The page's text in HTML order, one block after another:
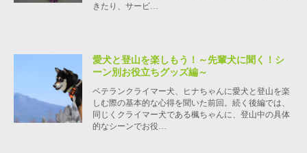
きたり、サービ…
愛犬と登山を楽しもう！～先輩犬に聞く！シ
ーン別お役立ちグッズ編～
ベテランクライマー犬、ヒナちゃんに愛犬と登山を楽
しむ際の基本的な心得を聞いた前回。続く後編では、
同じくクライマー犬である楓ちゃんに、登山中の具体
的なシーンでお役…